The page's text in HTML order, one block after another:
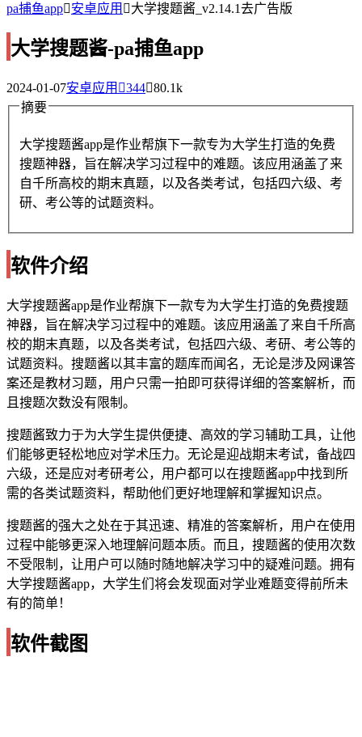
pa捕鱼app 安卓应用 大学搜题酱_v2.14.1去广告版
大学搜题酱-pa捕鱼app
2024-01-07安卓应用 344 80.1k
摘要
大学搜题酱app是作业帮旗下一款专为大学生打造的免费
搜题神器，旨在解决学习过程中的难题。该应用涵盖了来
自千所高校的期末真题，以及各类考试，包括四六级、考
研、考公等的试题资料。
软件介绍
大学搜题酱app是作业帮旗下一款专为大学生打造的免费搜题
神器，旨在解决学习过程中的难题。该应用涵盖了来自千所高
校的期末真题，以及各类考试，包括四六级、考研、考公等的
试题资料。搜题酱以其丰富的题库而闻名，无论是涉及网课答
案还是教材习题，用户只需一拍即可获得详细的答案解析，而
且搜题次数没有限制。
搜题酱致力于为大学生提供便捷、高效的学习辅助工具，让他
们能够更轻松地应对学术压力。无论是迎战期末考试，备战四
六级，还是应对考研考公，用户都可以在搜题酱app中找到所
需的各类试题资料，帮助他们更好地理解和掌握知识点。
搜题酱的强大之处在于其迅速、精准的答案解析，用户在使用
过程中能够更深入地理解问题本质。而且，搜题酱的使用次数
不受限制，让用户可以随时随地解决学习中的疑难问题。拥有
大学搜题酱app，大学生们将会发现面对学业难题变得前所未
有的简单！
软件截图